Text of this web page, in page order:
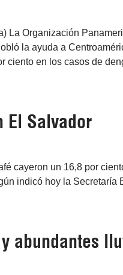
La Organización
la ayuda a
ciento en los casos de
El Salvador
cayeron un 16,8 por
indicó hoy la Secretaría
abundantes